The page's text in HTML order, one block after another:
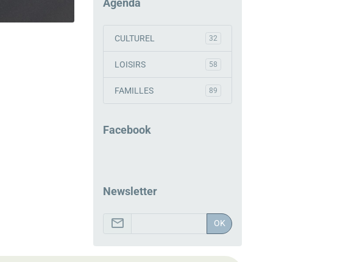
Agenda
CULTUREL 32
LOISIRS 58
FAMILLES 89
Facebook
Newsletter
OK